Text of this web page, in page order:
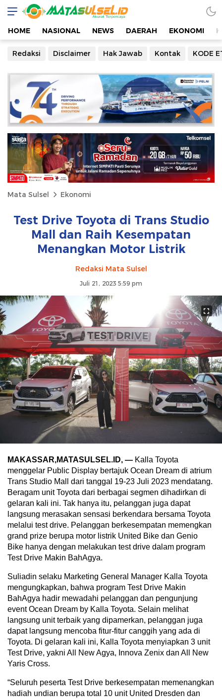
HOME NASIONAL NEWS DAERAH EKONOMI
Redaksi Disclaimer Hak Jawab Kontak KODE
Mata Sulsel Ekonomi
Test Drive Toyota di Trans Studio
Mall dan Raih Kesempatan
Menangkan Motor Listrik
Redaksi Mata Sulsel
Juli 21, 2023 5:59 pm
MAKASSAR,MATASULSEL.ID, — Kalla Toyota
menggelar Public Display bertajuk Ocean Dream di atrium
Trans Studio Mall dari tanggal 19-23 Juli 2023 mendatang.
Beragam unit Toyota dari berbagai segmen dihadirkan di
gelaran kali ini. Tak hanya itu, pelanggan juga dapat
langsung merasakan sensasi berkendara bersama Toyota
melalui test drive. Pelanggan berkesempatan memengkan
grand prize berupa motor listrik United Bike dan Genio
Bike hanya dengan melakukan test drive dalam program
Test Drive Makin BahAgya.
Suliadin selaku Marketing General Manager Kalla Toyota
mengungkapkan, bahwa program Test Drive Makin
BahAgya hadir mewadahi pelanggan dan pengunjung
event Ocean Dream by Kalla Toyota. Selain melihat
langsung unit terbaik yang dipamerkan, pelanggan juga
dapat langsung mencoba fitur-fitur canggih yang ada di
Toyota. Di gelaran kali ini, Kalla Toyota menyiapkan 3 unit
Test Drive, yakni All New Agya, Innova Zenix dan All New
Yaris Cross.
“Seluruh peserta Test Drive berkesempatan memenangkan
hadiah undian berupa total 10 unit United Dresden dan